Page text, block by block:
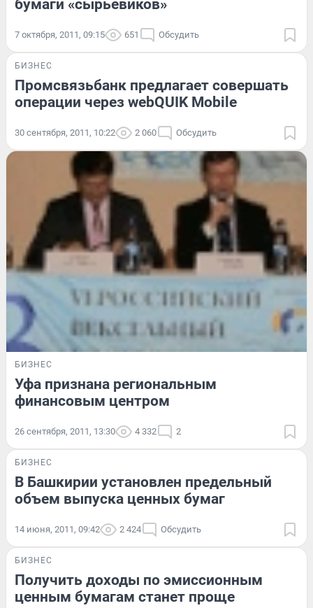
бумаги «сырьевиков»
7 октября, 2011, 09:15 651 Обсудить
БИЗНЕС
Промсвязьбанк предлагает совершать
операции через webQUIK Mobile
30 сентября, 2011, 10:22 2 060 Обсудить
БИЗНЕС
Уфа признана региональным
финансовым центром
26 сентября, 2011, 13:30 4 332 2
БИЗНЕС
В Башкирии установлен предельный
объем выпуска ценных бумаг
14 июня, 2011, 09:42 2 424 Обсудить
БИЗНЕС
Получить доходы по эмиссионным
ценным бумагам станет проще